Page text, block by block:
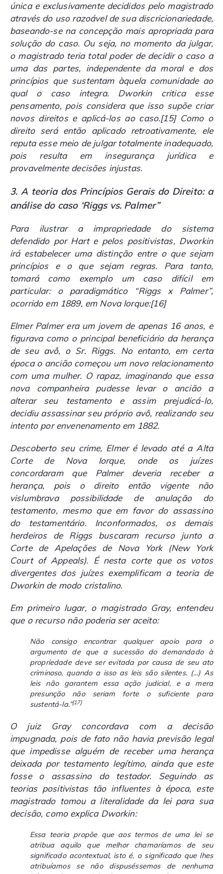
única e exclusivamente decididos pelo magistrado
através do uso razoável de sua discricionariedade,
baseando-se na concepção mais apropriada para
solução do caso. Ou seja, no momento da julgar,
o magistrado teria total poder de decidir o caso a
uma das partes, independente da moral e dos
princípios que sustentam àquela comunidade ao
qual o caso integra. Dworkin critica esse
pensamento, pois considera que isso supõe criar
novos direitos e aplicá-los ao caso.[15]Como o
direito será então aplicado retroativamente, ele
reputa esse meio de julgar totalmente inadequado,
pois resulta em insegurança jurídica e
provavelmente decisões injustas.
3. A teoria dos Princípios Gerais do Direito: a
análise do caso ‘Riggs vs. Palmer”
Para ilustrar a impropriedade do sistema
defendido por Hart e pelos positivistas, Dworkin
irá estabelecer uma distinção entre o que sejam
princípios e o que sejam regras. Para tanto,
tomará como exemplo um caso difícil em
particular: o paradigmático “Riggs x Palmer”,
ocorrido em 1889, em Nova Iorque:[16]
Elmer Palmer era um jovem de apenas 16 anos, e
figurava como o principal beneficiário da herança
de seu avô, o Sr. Riggs. No entanto, em certa
época o ancião começou um novo relacionamento
com uma mulher. O rapaz, imaginando que essa
nova companheira pudesse levar o ancião a
alterar seu testamento e assim prejudicá-lo,
decidiu assassinar seu próprio avô, realizando seu
intento por envenenamento em 1882.
Descoberto seu crime, Elmer é levado até a Alta
Corte de Nova Iorque, onde os juízes
concordaram que Palmer deveria receber a
herança, pois o direito então vigente não
vislumbrava possibilidade de anulação do
testamento, mesmo que em favor do assassino
do testamentário. Inconformados, os demais
herdeiros de Riggs buscaram recurso junto a
Corte de Apelações de Nova York (New York
Court of Appeals). É nesta corte que os votos
divergentes dos juízes exemplificam a teoria de
Dworkin de modo cristalino.
Em primeiro lugar, o magistrado Gray, entendeu
que o recurso não poderia ser aceito:
Não consigo encontrar qualquer apoio para o
argumento de que a sucessão do demandado à
propriedade deve ser evitada por causa de seu ato
criminoso, quando a isso as leis são silentes. (…) As
leis não garantem essa ação judicial, e a mera
presunção não seriam forte o suficiente para
sustentá-la.”[17]
O juiz Gray concordava com a decisão
impugnada, pois de fato não havia previsão legal
que impedisse alguém de receber uma herança
deixada por testamento legítimo, ainda que este
fosse o assassino do testador. Seguindo as
teorias positivistas tão influentes à época, este
magistrado tomou a literalidade da lei para sua
decisão, como explica Dworkin:
Essa teoria propõe que aos termos de uma lei se
atribua aquilo que melhor chamaríamos de seu
significado acontextual, isto é, o significado que lhes
atribuíamos se não dispuséssemos de nenhuma